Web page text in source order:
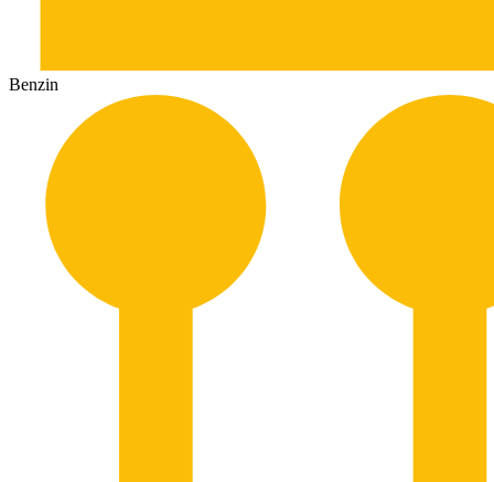
Benzin